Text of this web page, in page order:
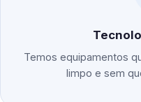
Temos equipamentos
limpo e sem